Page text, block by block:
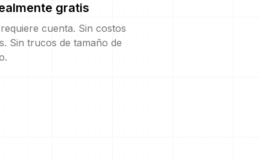
gratis
cuenta. Sin costos
Sin trucos de tamaño de